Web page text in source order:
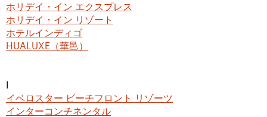
ホリデイ・イン エクスプレス
ホリデイ・イン リゾート
ホテルインディゴ
HUALUXE（華邑）
イベロスター ビーチフロント リゾーツ
インターコンチネンタル